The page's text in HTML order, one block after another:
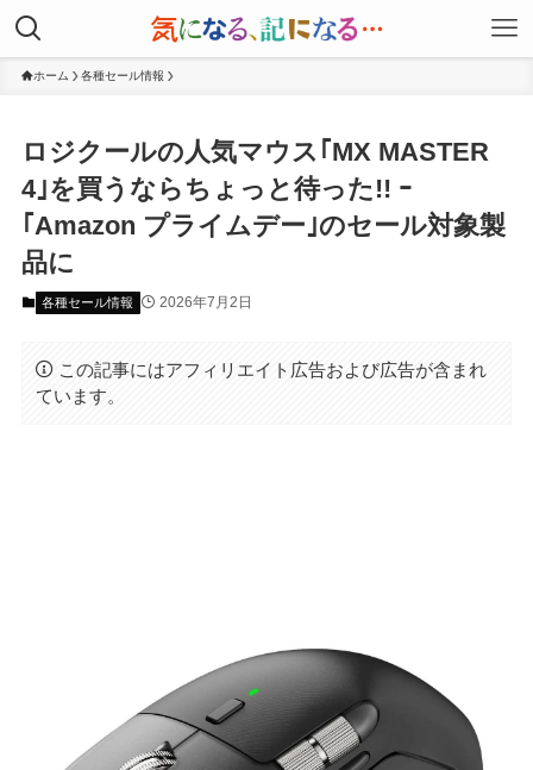
ホーム 各種セール情報
ロジクールの人気マウス｢MX MASTER
4｣を買うならちょっと待った!! ｰ
｢Amazon プライムデー｣のセール対象製
品に
各種セール情報 2026年7月2日
この記事にはアフィリエイト広告および広告が含まれ
ています。